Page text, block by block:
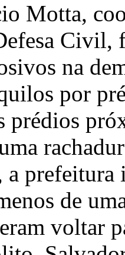
Motta,
Civil,
na
por
prédios
a
de
voltar